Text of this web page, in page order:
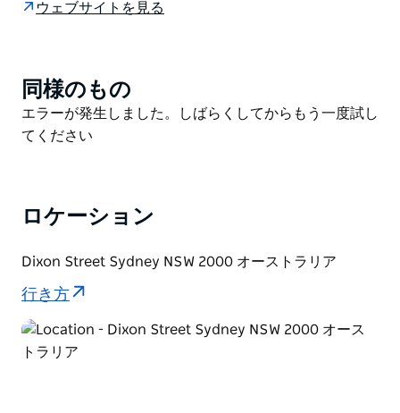
っ越し始めた後、中国人はこの場所を料理店を設立し、
徐々に、都市部に集中する中国人のニーズを満たすため
に、より多くのレストラン、食料品店、肉屋、果物と野
菜の店が開かれました。今日、これはチャイナタウンシ
ウェブサイトを見る
Product
List
同様のもの
Product
List
エラーが発生しました。しばらくしてからもう一度試し
てください
ロケーション
Dixon Street Sydney NSW 2000 オーストラリア
行き方